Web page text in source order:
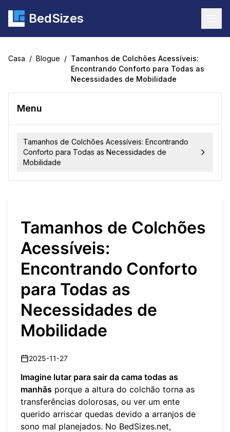
BedSizes
Casa / Blogue / Tamanhos de Colchões Acessíveis:
Encontrando Conforto para Todas as
Necessidades de Mobilidade
Menu
Tamanhos de Colchões Acessíveis: Encontrando
Conforto para Todas as Necessidades de
Mobilidade
Tamanhos de Colchões
Acessíveis:
Encontrando Conforto
para Todas as
Necessidades de
Mobilidade
2025-11-27
Imagine lutar para sair da cama todas as
manhãs porque a altura do colchão torna as
transferências dolorosas, ou ver um ente
querido arriscar quedas devido a arranjos de
sono mal planejados. No BedSizes.net,